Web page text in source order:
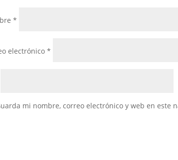
*
electrónico*
mi nombre, correo electrónico y web en este